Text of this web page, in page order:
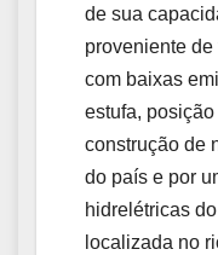
de sua
proveniente
com baixas
estufa,
construção de
do país e por
hidrelétricas
localizada no